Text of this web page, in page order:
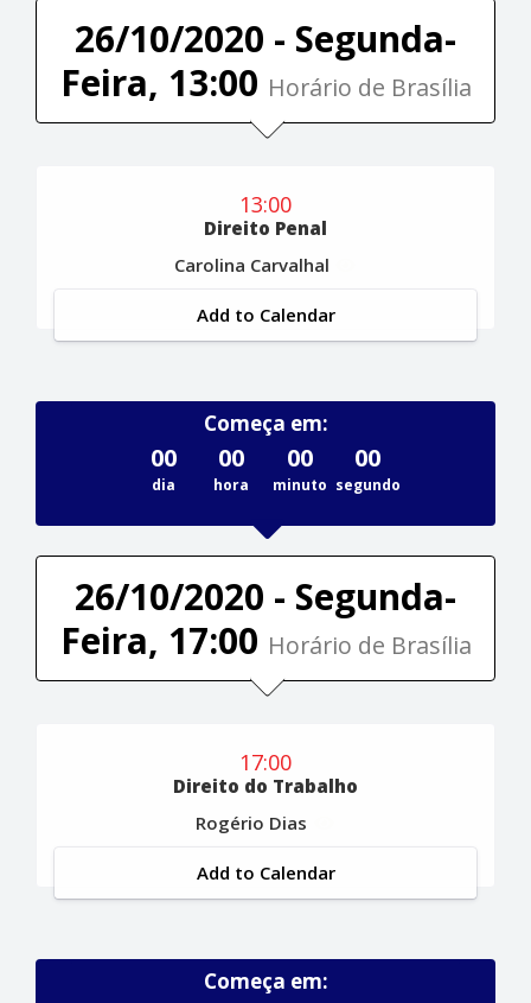
26/10/2020 - Segunda-
Feira, 13:00 Horário de Brasília
13:00
Direito Penal
Carolina Carvalhal
Add to Calendar
Começa em:
00
dia
00
hora
00
minuto
00
segundo
26/10/2020 - Segunda-
Feira, 17:00 Horário de Brasília
17:00
Direito do Trabalho
Rogério Dias
Add to Calendar
Começa em: